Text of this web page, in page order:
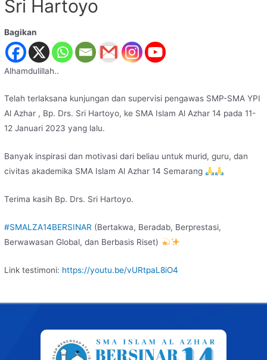
Sri Hartoyo
Bagikan
Alhamdulillah..
Telah terlaksana kunjungan dan supervisi pengawas SMP-SMA YPI
Al Azhar , Bp. Drs. Sri Hartoyo, ke SMA Islam Al Azhar 14 pada 11-
12 Januari 2023 yang lalu.
Banyak inspirasi dan motivasi dari beliau untuk murid, guru, dan
civitas akademika SMA Islam Al Azhar 14 Semarang
Terima kasih Bp. Drs. Sri Hartoyo.
#SMALZA14BERSINAR (Bertakwa, Beradab, Berprestasi,
Berwawasan Global, dan Berbasis Riset)
Link testimoni: https://youtu.be/vURtpaL8iO4